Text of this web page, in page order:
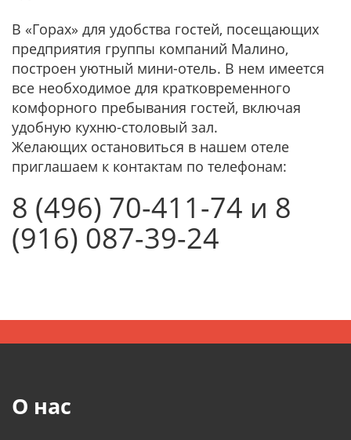
В «Горах» для удобства гостей, посещающих
предприятия группы компаний Малино,
построен уютный мини-отель. В нем имеется
все необходимое для кратковременного
комфорного пребывания гостей, включая
удобную кухню-столовый зал.
Желающих остановиться в нашем отеле
приглашаем к контактам по телефонам:
8 (496) 70-411-74 и 8
(916) 087-39-24
О нас